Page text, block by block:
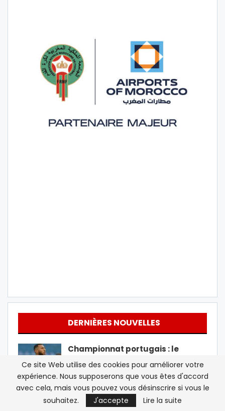
DERNIÈRES NOUVELLES
Championnat portugais : le
Marocain Yanis Begraoui sauve
Estoril de la…
Le Sénat américain approuve la
nomination de Todd Blanche au
Ce site Web utilise des cookies pour améliorer votre
expérience. Nous supposerons que vous êtes d'accord
avec cela, mais vous pouvez vous désinscrire si vous le
souhaitez.
J'accepte Lire la suite